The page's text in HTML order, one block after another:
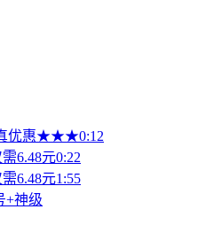
真优惠★★★0:12
6.48元0:22
6.48元1:55
+神级